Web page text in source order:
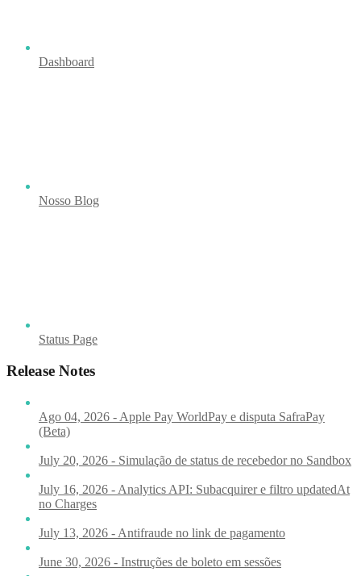
Dashboard
Nosso Blog
Status Page
Release Notes
Ago 04, 2026 - Apple Pay WorldPay e disputa SafraPay
(Beta)
July 20, 2026 - Simulação de status de recebedor no Sandbox
July 16, 2026 - Analytics API: Subacquirer e filtro updatedAt
no Charges
July 13, 2026 - Antifraude no link de pagamento
June 30, 2026 - Instruções de boleto em sessões